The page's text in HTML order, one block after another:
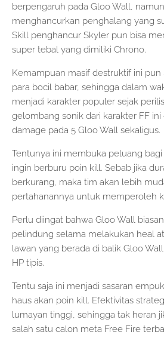
berpengaruh pada Gloo Wall,
menghancurkan penghalang yang
Skill penghancur Skyler pun bisa
super tebal yang dimiliki Chrono.
Kemampuan masif destruktif ini
para bocil babar, sehingga dalam
menjadi karakter populer sejak
gelombang sonik dari karakter FF
damage pada 5 Gloo Wall sekaligus.
Tentunya ini membuka peluang
ingin berburu poin kill. Sebab jika
berkurang, maka tim akan lebih
pertahanannya untuk memperoleh
Perlu diingat bahwa Gloo Wall
pelindung selama melakukan heal
lawan yang berada di balik Gloo
HP tipis.
Tentu saja ini menjadi sasaran
haus akan poin kill. Efektivitas
lumayan tinggi, sehingga tak heran
salah satu calon meta Free Fire